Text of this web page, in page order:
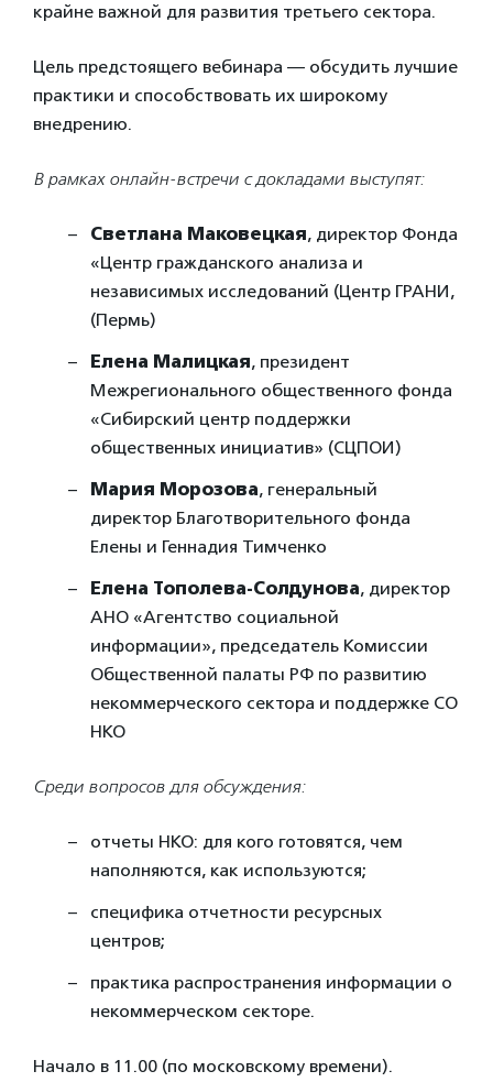
крайне важной для развития третьего сектора.
Цель предстоящего вебинара — обсудить лучшие
практики и способствовать их широкому
внедрению.
В рамках онлайн-встречи с докладами выступят:
Светлана Маковецкая, директор Фонда
«Центр гражданского анализа и
независимых исследований (Центр ГРАНИ,
(Пермь)
Елена Малицкая, президент
Межрегионального общественного фонда
«Сибирский центр поддержки
общественных инициатив» (СЦПОИ)
Мария Морозова, генеральный
директор Благотворительного фонда
Елены и Геннадия Тимченко
Елена Тополева-Солдунова, директор
АНО «Агентство социальной
информации», председатель Комиссии
Общественной палаты РФ по развитию
некоммерческого сектора и поддержке СО
НКО
Среди вопросов для обсуждения:
отчеты НКО: для кого готовятся, чем
наполняются, как используются;
специфика отчетности ресурсных
центров;
практика распространения информации о
некоммерческом секторе.
Начало в 11.00 (по московскому времени).